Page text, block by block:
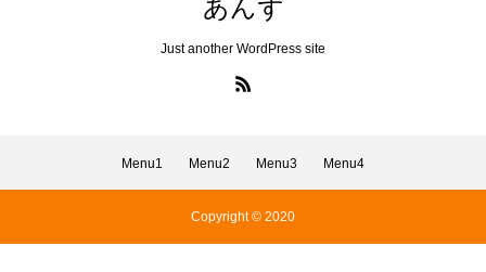
あんず
Just another WordPress site
Menu1 Menu2 Menu3 Menu4
Copyright © 2020